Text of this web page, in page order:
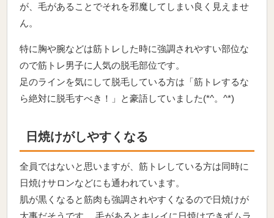
が、毛があることでそれを邪魔してしまい良く見えませ
ん。
特に胸や腕などは筋トレした時に強調されやすい部位な
ので筋トレ男子に人気の脱毛部位です。
足のラインを気にして脱毛している方は「筋トレするな
ら絶対に脱毛すべき！」と豪語していました(*^。^*)
日焼けがしやすくなる
全員ではないと思いますが、筋トレしている方は同時に
日焼けサロンなどにも通われています。
肌が黒くなると筋肉も強調されやすくなるので日焼けが